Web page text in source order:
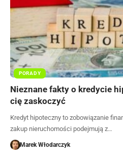
PORADY
Nieznane fakty o kredycie
cię zaskoczyć
Kredyt hipoteczny to zobowiązanie
zakup nieruchomości podejmują z…
Marek Włodarczyk